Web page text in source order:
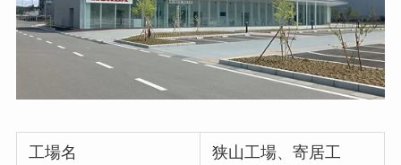
工場名
狭山工場、寄居工